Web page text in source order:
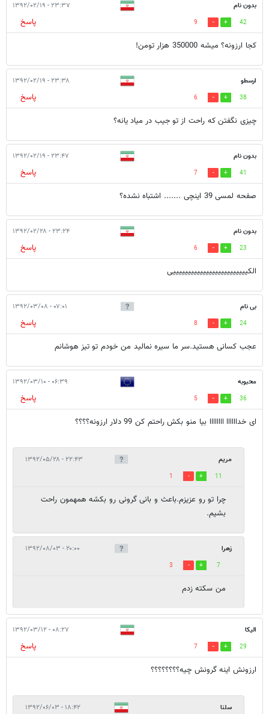
بدون نام ۲۳:۳۷ - ۱۳۹۲/۰۲/۱۹
42
9
پاسخ
کجا ارزونه؟ میشه 350000 هزار تومن!
ارسطو ۲۳:۳۸ - ۱۳۹۲/۰۲/۱۹
38
6
پاسخ
چیزی نگفتن که راحت از تو جیب در میاد یانه؟
بدون نام ۲۳:۴۷ - ۱۳۹۲/۰۲/۱۹
41
7
پاسخ
صفحه لمسی 39 اینچی ....... اشتباه نشده؟
بدون نام ۲۳:۲۴ - ۱۳۹۲/۰۲/۲۸
23
6
پاسخ
الکیییییییییییییییییییییییییی
بی نام ۰۷:۰۱ - ۱۳۹۲/۰۳/۰۸
24
8
پاسخ
عجب کسانی هستید.سر ما سیره نمالید من خودم تو تیز هوشانم
محبوبه ۰۶:۳۹ - ۱۳۹۲/۰۳/۱۰
36
5
پاسخ
ای خداااااا اااااااا بیا منو بکش راحتم کن 99 دلار ارزونه؟؟؟؟
مریم ۲۲:۴۳ - ۱۳۹۲/۰۵/۲۸
11
1
چرا تو رو عزیزم.باعث و بانی گرونی رو بکشه همهمون راحت
بشیم.
زهرا ۲۰:۰۰ - ۱۳۹۲/۰۸/۰۳
7
3
من سکته زدم
اليكا ۰۸:۲۷ - ۱۳۹۲/۰۳/۱۲
29
7
پاسخ
ارزونش اينه گرونش چيه؟؟؟؟؟؟؟؟
سلنا ۱۸:۴۲ - ۱۳۹۲/۰۶/۰۳